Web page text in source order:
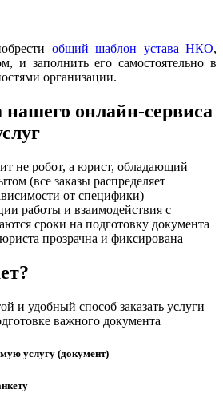
общий шаблон устава НКО,
и заполнить его самостоятельно в
организации.
онлайн-сервиса
не робот, а юрист, обладающий
(все заказы распределяет
от специфики)
работы и взаимодействия с
сроки на подготовку документа
прозрачна и фиксирована
и удобный способ заказать услуги
важного документа
услугу (документ)